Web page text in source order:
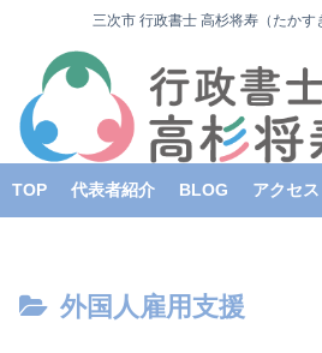
三次市 行政書士 高杉将寿（たかす
TOP 代表者紹介 BLOG アクセス
外国人雇用支援